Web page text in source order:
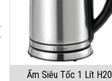
Ấm Siêu Tốc 1 Lít H20